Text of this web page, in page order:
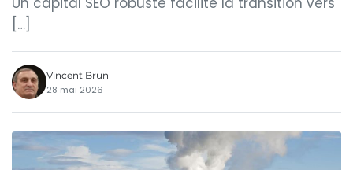
[…]
Vincent Brun
28 mai 2026